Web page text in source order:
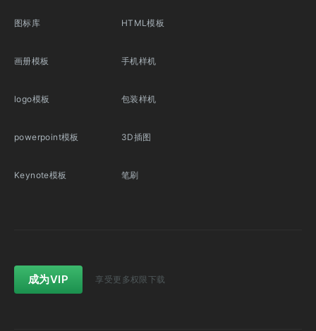
图标库
画册模板
logo模板
powerpoint模板
Keynote模板
HTML模板
手机样机
包装样机
3D插图
笔刷
成为VIP 享受更多权限下载